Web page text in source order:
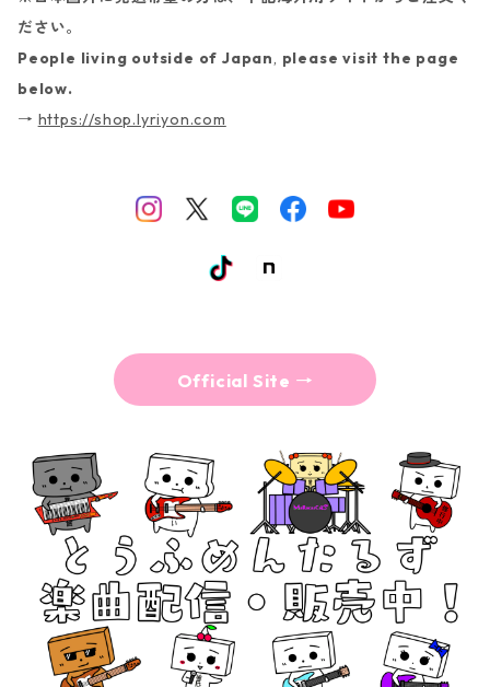
ポックポーン
ポックポーン
とうふめんたるず
ポックポーン
ださい。
People living outside of Japan, please visit the page
below.
→ https://shop.lyriyon.com
Official Site →